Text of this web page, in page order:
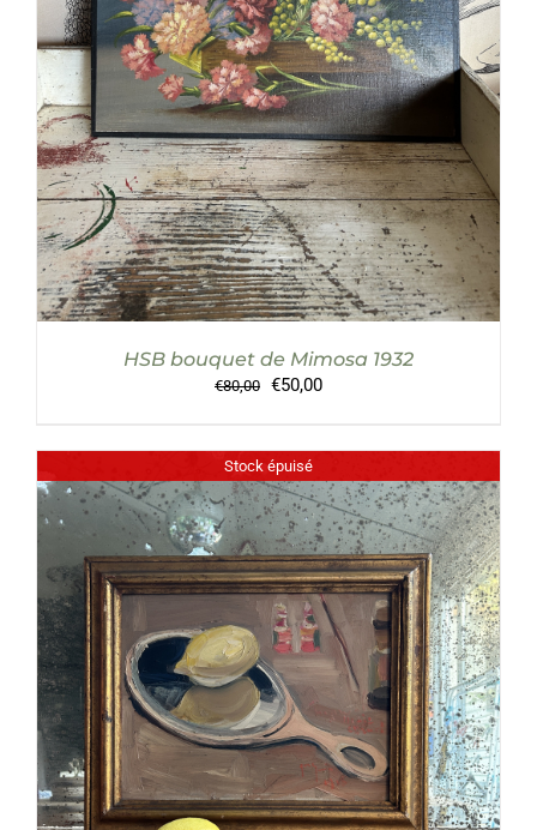
AJOUTER AU PANIER / DÉTAILS
HSB bouquet de Mimosa 1932
€80,00 Le
était :
€80,00.
€50,00Le
est :
Stock épuisé
DÉTAILS